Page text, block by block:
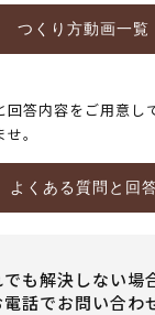
つくり方動画一覧
回答内容をご用意し
。
よくある質問と回
も解決しない場
話でお問い合わ